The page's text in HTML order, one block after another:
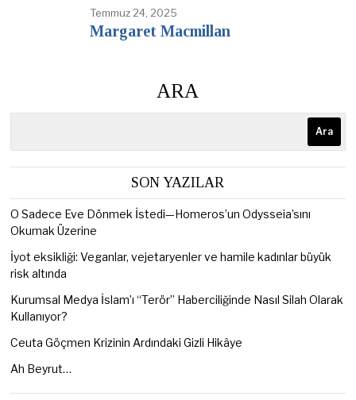
Temmuz 24, 2025
Margaret Macmillan
ARA
Ara
SON YAZILAR
O Sadece Eve Dönmek İstedi—Homeros’un Odysseia’sını
Okumak Üzerine
İyot eksikliği: Veganlar, vejetaryenler ve hamile kadınlar büyük
risk altında
Kurumsal Medya İslam’ı “Terör” Haberciliğinde Nasıl Silah Olarak
Kullanıyor?
Ceuta Göçmen Krizinin Ardındaki Gizli Hikâye
Ah Beyrut…